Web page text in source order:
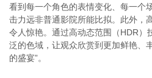
看到每一个角色的表情变化、每一个
击力远非普通影院所能比拟。此外，
令人惊艳。通过高动态范围（HDR）
泛的色域，让观众欣赏到更加鲜艳、
的盛宴”。